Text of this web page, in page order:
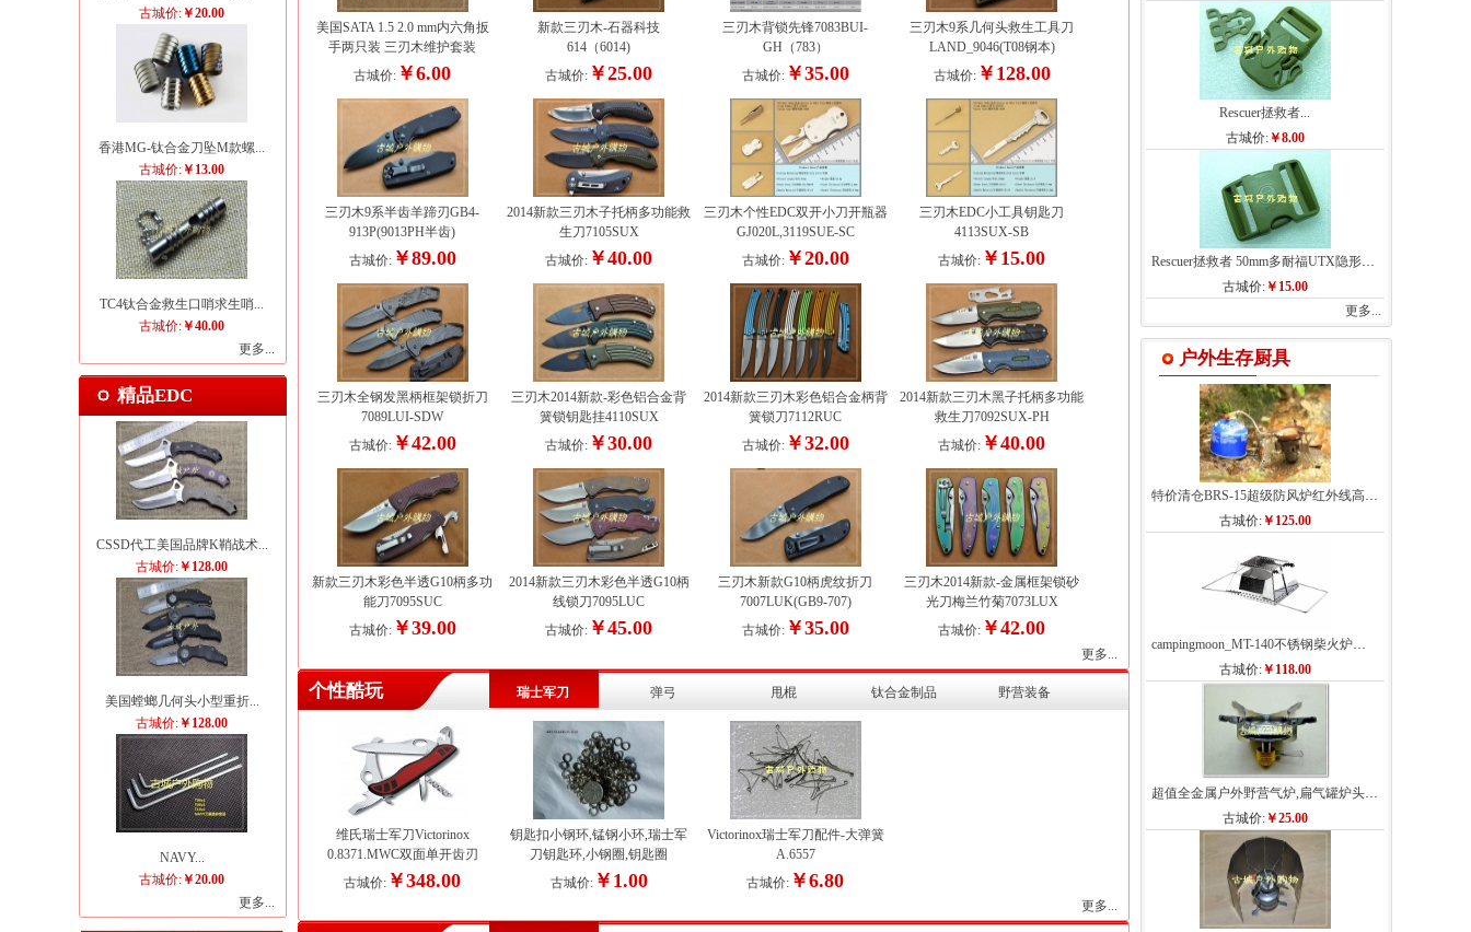
古城价: ￥20.00
香港MG-钛合金刀坠M款螺...
古城价: ￥13.00
TC4钛合金救生口哨求生哨...
古城价: ￥40.00
更多...
精品EDC
CSSD代工美国品牌K鞘战术...
古城价: ￥128.00
美国螳螂几何头小型重折...
古城价: ￥128.00
NAVY...
古城价: ￥20.00
更多...
美国SATA 1.5 2.0 mm内六角扳
手两只装 三刃木维护套装
古城价: ￥6.00
新款三刃木-石器科技
614（6014)
古城价: ￥25.00
三刃木背锁先锋7083BUI-
GH（783）
古城价:￥35.00
三刃木9系几何头救生工具刀
LAND_9046(T08钢本)
古城价:￥128.00
三刃木9系半齿羊蹄刃GB4-
913P(9013PH半齿)
古城价:￥89.00
2014新款三刃木子托柄多功能救
生刀7105SUX
古城价: ￥40.00
三刃木个性EDC双开小刀开瓶器
GJ020L,3119SUE-SC
古城价:￥20.00
三刃木EDC小工具钥匙刀
4113SUX-SB
古城价: ￥15.00
三刃木全钢发黑柄框架锁折刀
7089LUI-SDW
古城价:￥42.00
三刃木2014新款-彩色铝合金背
簧锁钥匙挂4110SUX
古城价: ￥30.00
2014新款三刃木彩色铝合金柄背
簧锁刀7112RUC
古城价:￥32.00
2014新款三刃木黑子托柄多功能
救生刀7092SUX-PH
古城价: ￥40.00
新款三刃木彩色半透G10柄多功
能刀7095SUC
古城价:￥39.00
2014新款三刃木彩色半透G10柄
线锁刀7095LUC
古城价: ￥45.00
三刃木新款G10柄虎纹折刀
7007LUK(GB9-707)
古城价:￥35.00
三刃木2014新款-金属框架锁砂
光刀梅兰竹菊7073LUX
古城价: ￥42.00
更多...
个性酷玩 瑞士军刀 弹弓 甩棍 钛合金制品 野营装备
维氏瑞士军刀Victorinox
0.8371.MWC双面单开齿刃
古城价: ￥348.00
钥匙扣小钢环,锰钢小环,瑞士军
刀钥匙环,小钢圈,钥匙圈
古城价:￥1.00
Victorinox瑞士军刀配件-大弹簧
A.6557
古城价: ￥6.80
更多...
Rescuer拯救者...
古城价:￥8.00
Rescuer拯救者 50mm多耐福UTX隐形插扣(泥色)
古城价:￥15.00
更多...
户外生存厨具
特价清仓BRS-15超级防风炉红外线高山野营炉头
古城价:￥125.00
campingmoon_MT-140不锈钢柴火炉微型明火炉单兵...
古城价:￥118.00
超值全金属户外野营气炉,扁气罐炉头,钓鱼...
古城价:￥25.00